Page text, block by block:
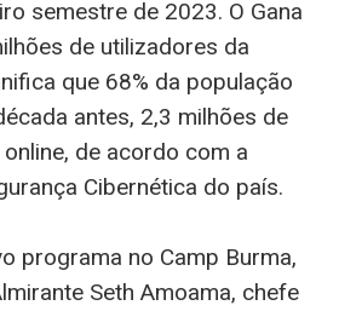
semestre de 2023. O Gana
de utilizadores da
que 68% da população
antes, 2,3 milhões de
de acordo com a
Cibernética do país.
programa no Camp Burma,
Seth Amoama, chefe